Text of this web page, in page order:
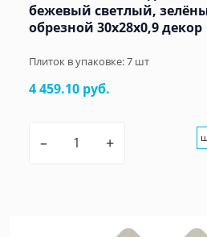
бежевый светлый,
обрезной 30x28x0,9 декор
Плиток в упаковке:7 шт
4 459.10 руб.
– +